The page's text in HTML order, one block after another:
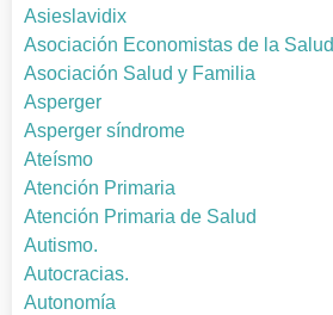
Asieslavidix
Asociación Economistas de la Salud
Asociación Salud y Familia
Asperger
Asperger síndrome
Ateísmo
Atención Primaria
Atención Primaria de Salud
Autismo.
Autocracias.
Autonomía